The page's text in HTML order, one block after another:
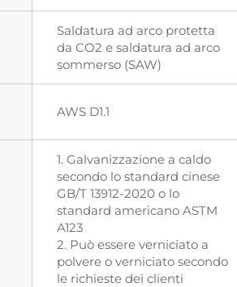
Saldatura ad arco protetta
da CO2 e saldatura ad arco
sommerso (SAW)
AWS D1.1
1. Galvanizzazione a caldo
secondo lo standard cinese
GB/T 13912-2020 o lo
standard americano ASTM
A123
2. Può essere verniciato a
polvere o verniciato secondo
le richieste dei clienti